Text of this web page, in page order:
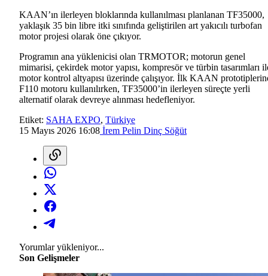
KAAN’ın ilerleyen bloklarında kullanılması planlanan TF35000,
yaklaşık 35 bin libre itki sınıfında geliştirilen art yakıcılı turbofan
motor projesi olarak öne çıkıyor.
Programın ana yüklenicisi olan TRMOTOR; motorun genel
mimarisi, çekirdek motor yapısı, kompresör ve türbin tasarımları
motor kontrol altyapısı üzerinde çalışıyor. İlk KAAN
F110 motoru kullanılırken, TF35000’in ilerleyen süreçte yerli
alternatif olarak devreye alınması hedefleniyor.
Etiket: SAHA EXPO, Türkiye
15 Mayıs 2026 16:08 İrem Pelin Dinç Söğüt
Yorumlar yükleniyor...
Son Gelişmeler